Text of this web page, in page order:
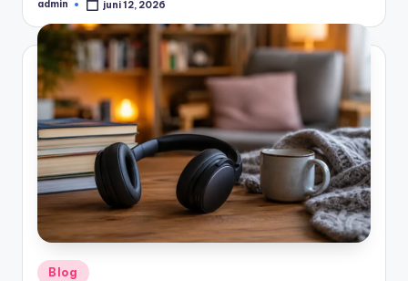
Posted
admin juni 12, 2026
Posted
Blog